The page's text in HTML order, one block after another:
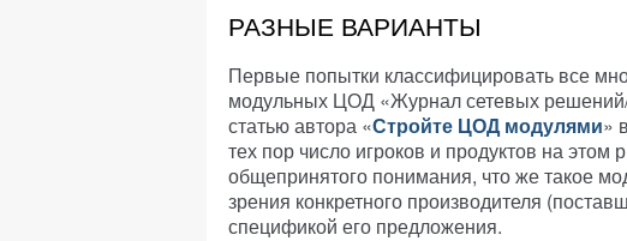
РАЗНЫЕ ВАРИАНТЫ
Первые попытки классифицировать все
модульных ЦОД «Журнал сетевых
статью автора «Стройте ЦОД модулями»
тех пор число игроков и продуктов на этом
общепринятого понимания, что же такое
зрения конкретного производителя
спецификой его предложения.